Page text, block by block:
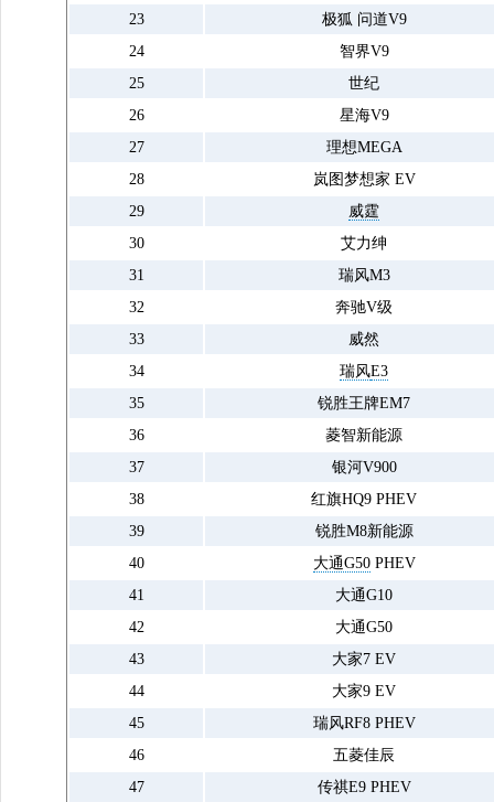
23
极狐 问道V9
24
智界V9
25
世纪
26
星海V9
27
理想MEGA
28
岚图梦想家 EV
29
威霆
30
艾力绅
31
瑞风M3
32
奔驰V级
33
威然
34
瑞风E3
35
锐胜王牌EM7
36
菱智新能源
37
银河V900
38
红旗HQ9 PHEV
39
锐胜M8新能源
40
大通G50PHEV
41
大通G10
42
大通G50
43
大家7 EV
44
大家9 EV
45
瑞风RF8 PHEV
46
五菱佳辰
47
传祺E9 PHEV